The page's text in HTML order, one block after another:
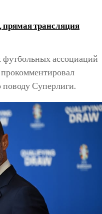
трансляция
ассоциаций
прокомментировал
поводу Суперлиги.